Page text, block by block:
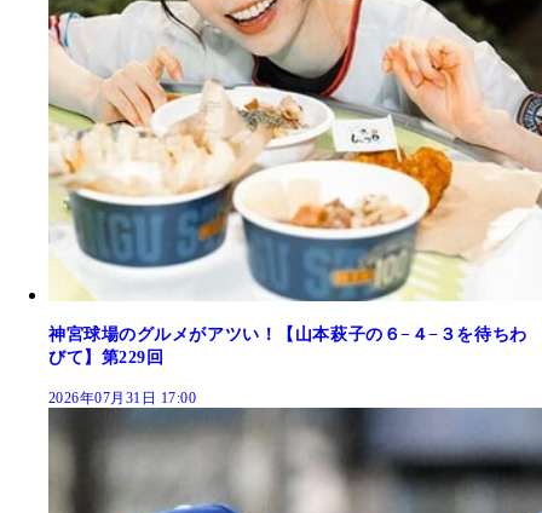
神宮球場のグルメがアツい！【山本萩子の６−４−３を待ちわ
びて】第229回
2026年07月31日 17:00